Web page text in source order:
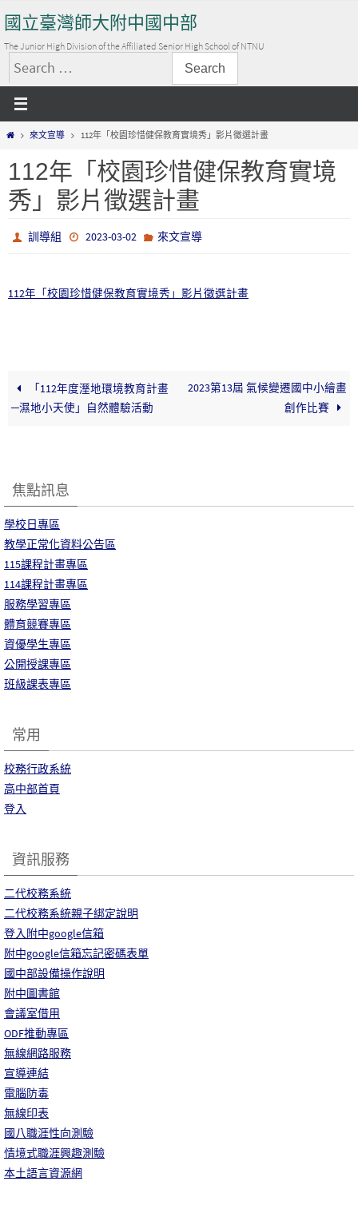
to
content
國立臺灣師大附中國中部
The Junior High Division of the Affiliated Senior High School of NTNU
搜
尋
關
鍵
字:
Home來文宣導 112年「校園珍惜健保教育實境秀」影片徵選計畫
112年「校園珍惜健保教育實境
秀」影片徵選計畫
訓導組 2023-03-02 來文宣導
112年「校園珍惜健保教育實境秀」影片徵選計畫
「112年度溼地環境教育計畫
─濕地小天使」自然體驗活動
2023第13屆 氣候變遷國中小繪畫
創作比賽
焦點訊息
學校日專區
教學正常化資料公告區
115課程計畫專區
114課程計畫專區
服務學習專區
體育競賽專區
資優學生專區
公開授課專區
班級課表專區
常用
校務行政系統
高中部首頁
登入
資訊服務
二代校務系統
二代校務系統親子綁定說明
登入附中google信箱
附中google信箱忘記密碼表單
國中部設備操作說明
附中圖書館
會議室借用
ODF推動專區
無線網路服務
宣導連結
電腦防毒
無線印表
國八職涯性向測驗
情境式職涯興趣測驗
本土語言資源網